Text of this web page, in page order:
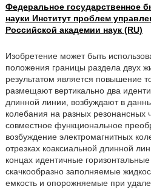
Федеральное государственное
науки Институт проблем
Российской академии наук (RU)
Изобретение может быть
положения границы раздела двух
результатом является повышение
размещают вертикально два
длинной линии, возбуждают в
колебания на разных резонансных
совместное функциональное
возбуждение электромагнитных
отрезках коаксиальной длинной
концах идентичные
скачкообразно заполняемые
емкость и опорожняемые при